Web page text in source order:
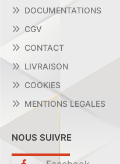
DOCUMENTATIONS
CGV
CONTACT
LIVRAISON
COOKIES
MENTIONS LEGALES
NOUS SUIVRE